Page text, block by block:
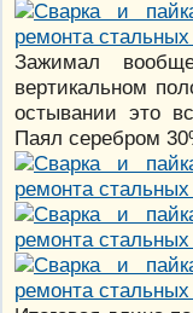
Зажимал
вертикальном
остывании это
Паял серебром